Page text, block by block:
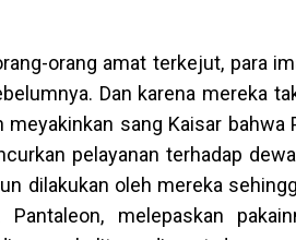
orang amat terkejut, para
Dan karena mereka
sang Kaisar
pelayanan terhadap
dilakukan oleh mereka
melepaskan